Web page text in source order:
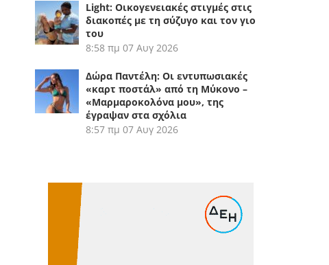
Light: Οικογενειακές στιγμές στις
διακοπές με τη σύζυγο και τον γιο
του
8:58 πμ 07 Αυγ 2026
Δώρα Παντέλη: Οι εντυπωσιακές
«καρτ ποστάλ» από τη Μύκονο –
«Μαρμαροκολόνα μου», της
έγραψαν στα σχόλια
8:57 πμ 07 Αυγ 2026